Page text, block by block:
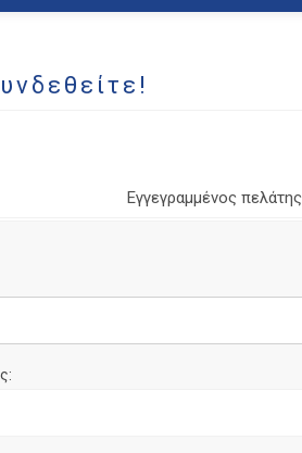
Εγγεγραμμένος πελάτης